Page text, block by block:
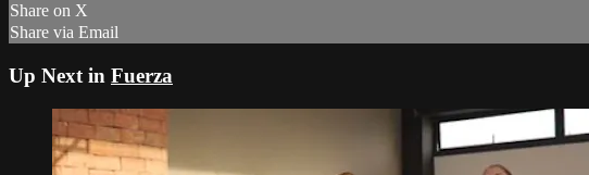
Share on X
Share via Email
Up Next in Fuerza